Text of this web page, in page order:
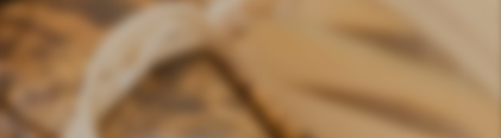
通販